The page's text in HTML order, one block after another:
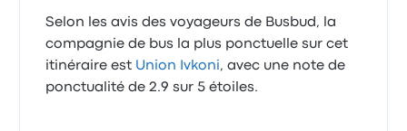
Selon les avis des voyageurs de Busbud, la
compagnie de bus la plus ponctuelle sur cet
itinéraire est Union Ivkoni, avec une note de
ponctualité de 2.9 sur 5 étoiles.